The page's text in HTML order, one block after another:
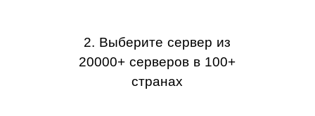
2. Выберите сервер из
20000+ серверов в 100+
странах